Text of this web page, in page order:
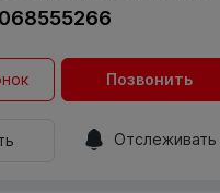
068555266
Позвонить
Отслеживать